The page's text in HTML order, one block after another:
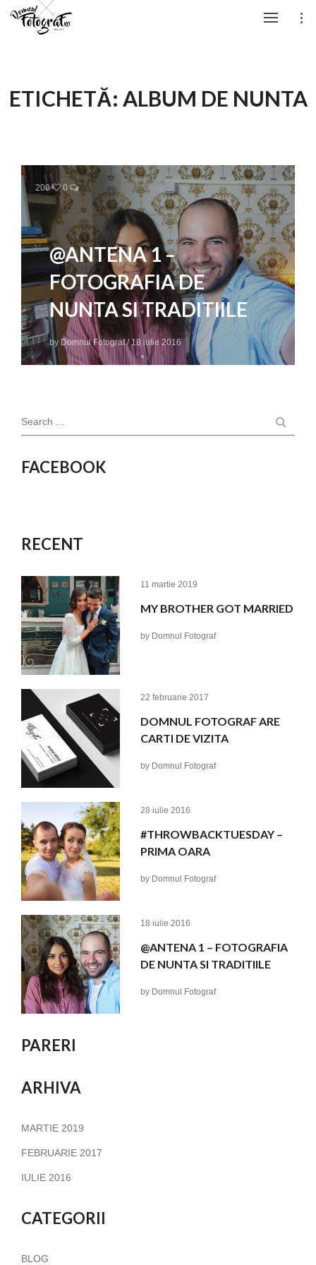
ETICHETĂ: ALBUM DE NUNTA
200 0
@ANTENA 1 –
FOTOGRAFIA DE
NUNTA SI TRADITIILE
by Domnul Fotograf/18 iulie 2016
Search ...
FACEBOOK
RECENT
11 martie 2019
MY BROTHER GOT MARRIED
by Domnul Fotograf
22 februarie 2017
DOMNUL FOTOGRAF ARE
CARTI DE VIZITA
by Domnul Fotograf
28 iulie 2016
#THROWBACKTUESDAY –
PRIMA OARA
by Domnul Fotograf
18 iulie 2016
@ANTENA 1 – FOTOGRAFIA
DE NUNTA SI TRADITIILE
by Domnul Fotograf
PARERI
ARHIVA
MARTIE 2019
FEBRUARIE 2017
IULIE 2016
CATEGORII
BLOG